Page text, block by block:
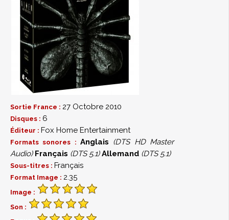
Sortie France : 27 Octobre 2010
Disques : 6
Éditeur : Fox Home Entertainment
Formats sonores : Anglais (DTS HD Master
Audio) Français (DTS 5.1) Allemand (DTS 5.1)
Sous-titres : Français
Format Image : 2.35
Image :
Son :